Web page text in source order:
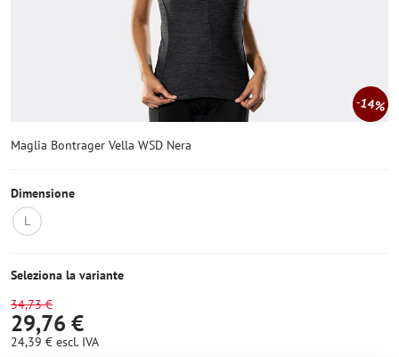
14%
Maglia Bontrager Vella WSD Nera
Dimensione
L
Seleziona la variante
34,73 €
29,76 €
24,39 € escl. IVA